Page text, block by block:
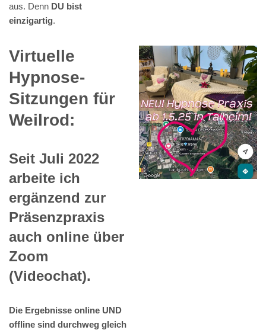
aus. Denn DU bist
einzigartig.
Virtuelle
Hypnose-
Sitzungen für
Weilrod:
Seit Juli 2022
arbeite ich
ergänzend zur
Präsenzpraxis
auch online über
Zoom
(Videochat).
Die Ergebnisse online UND
offline sind durchweg gleich